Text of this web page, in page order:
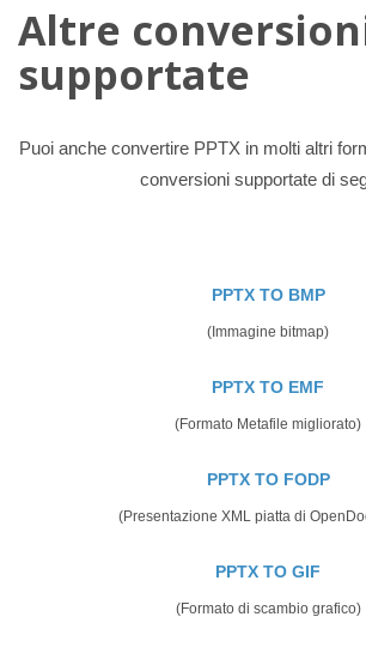
Altre
supportate
Puoi anche convertire PPTX in molti altri
conversioni supportate di
PPTX TO BMP
(Immagine bitmap)
PPTX TO EMF
(Formato Metafile migliorato)
PPTX TO FODP
(Presentazione XML piatta di
PPTX TO GIF
(Formato di scambio grafico)